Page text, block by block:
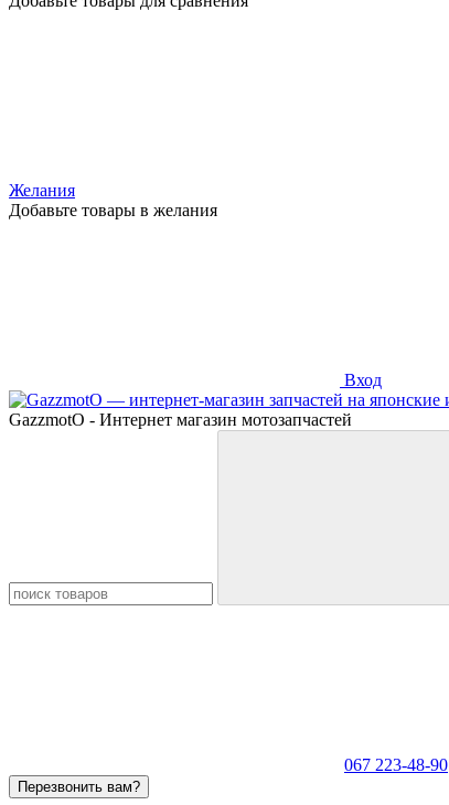
Желания
Добавьте товары в желания
Вход
GazzmotO - Интернет магазин мотозапчастей
067 223-48-90
Перезвонить вам?